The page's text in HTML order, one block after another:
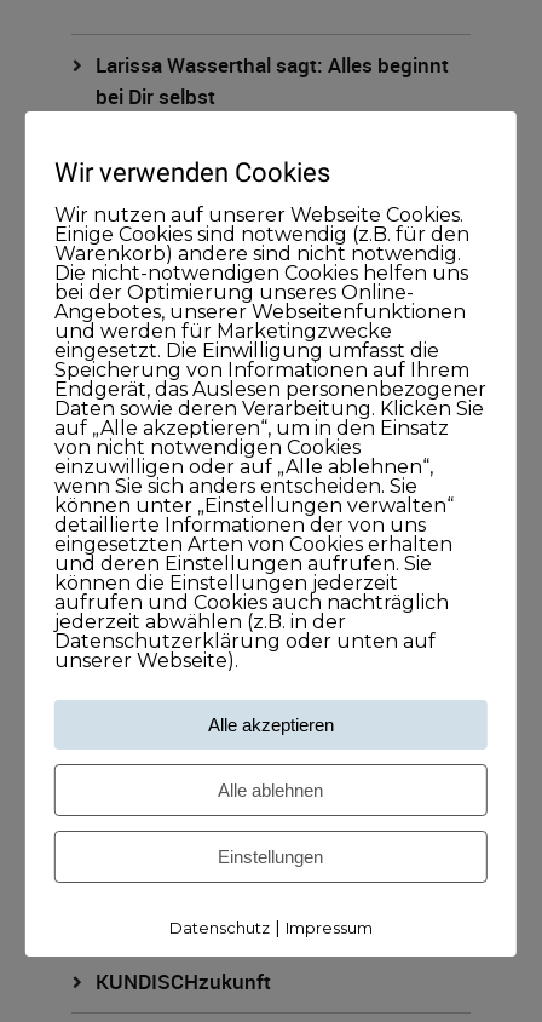
Larissa Wasserthal sagt: Alles beginnt
bei Dir selbst
45Minuten
Kategorien
Blog
KUNDISCHgedacht
KUNDISCHimpuls
KUNDISCHkonkret
KUNDISCHleben
KUNDISCHpositioniert
KUNDISCHstory
KUNDISCHstrategie
KUNDISCHverkauf
KUNDISCHzukunft
Wir verwenden Cookies
Wir nutzen auf unserer Webseite Cookies.
Einige Cookies sind notwendig (z.B. für den
Warenkorb) andere sind nicht notwendig.
Die nicht-notwendigen Cookies helfen uns
bei der Optimierung unseres Online-
Angebotes, unserer Webseitenfunktionen
und werden für Marketingzwecke
eingesetzt. Die Einwilligung umfasst die
Speicherung von Informationen auf Ihrem
Endgerät, das Auslesen personenbezogener
Daten sowie deren Verarbeitung. Klicken Sie
auf „Alle akzeptieren“, um in den Einsatz
von nicht notwendigen Cookies
einzuwilligen oder auf „Alle ablehnen“,
wenn Sie sich anders entscheiden. Sie
können unter „Einstellungen verwalten“
detaillierte Informationen der von uns
eingesetzten Arten von Cookies erhalten
und deren Einstellungen aufrufen. Sie
können die Einstellungen jederzeit
aufrufen und Cookies auch nachträglich
jederzeit abwählen (z.B. in der
Datenschutzerklärung oder unten auf
unserer Webseite).
Alle akzeptieren
Alle ablehnen
Einstellungen
Datenschutz| Impressum